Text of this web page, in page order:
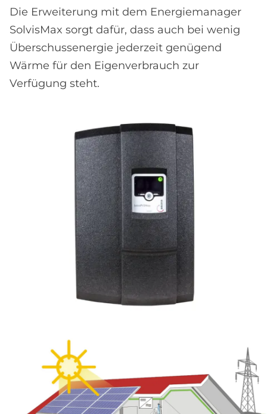
Die Erweiterung mit dem Energiemanager
SolvisMax sorgt dafür, dass auch bei wenig
Überschussenergie jederzeit genügend
Wärme für den Eigenverbrauch zur
Verfügung steht.